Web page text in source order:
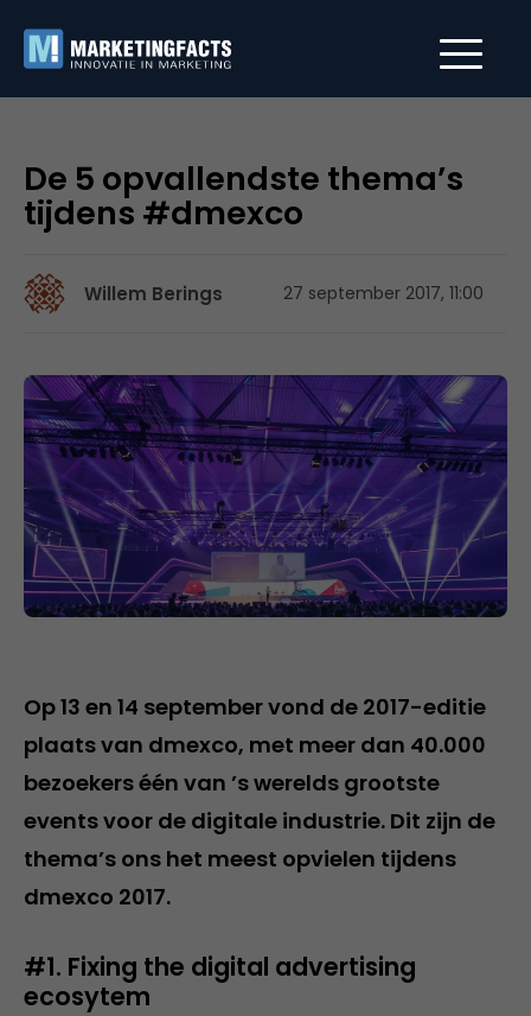
De 5 opvallendste thema’s
tijdens #dmexco
Willem Berings 27 september 2017, 11:00
Op 13 en 14 september vond de 2017-editie
plaats van dmexco, met meer dan 40.000
bezoekers één van ’s werelds grootste
events voor de digitale industrie. Dit zijn de
thema’s ons het meest opvielen tijdens
dmexco 2017.
#1. Fixing the digital advertising
ecosytem